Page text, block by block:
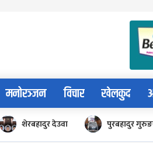
मनोरञ्जन विचार खेलकुद
शेरबहादुर देउवा पुरबहादुर गुरुङ